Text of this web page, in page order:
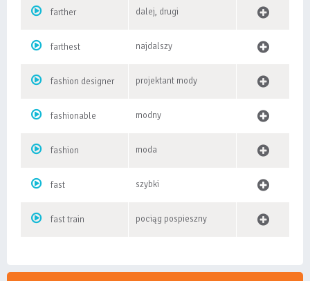
farther dalej, drugi
farthest najdalszy
fashion designer projektant mody
fashionable modny
fashion moda
fast szybki
fast train pociąg pospieszny